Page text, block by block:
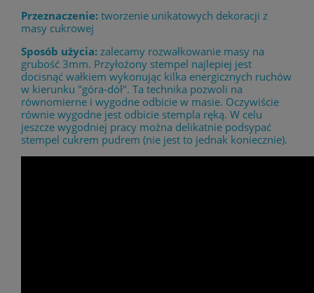
Przeznaczenie: tworzenie unikatowych dekoracji z
masy cukrowej
Sposób użycia: zalecamy rozwałkowanie masy na
grubość 3mm. Przyłożony stempel najlepiej jest
docisnąć wałkiem wykonując kilka energicznych ruchów
w kierunku "góra-dół". Ta technika pozwoli na
równomierne i wygodne odbicie w masie. Oczywiście
równie wygodne jest odbicie stempla ręką. W celu
jeszcze wygodniej pracy można delikatnie podsypać
stempel cukrem pudrem (nie jest to jednak koniecznie).